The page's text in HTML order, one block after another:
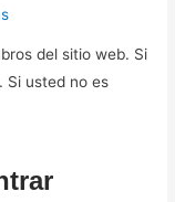
del sitio web. Si
Si usted no es